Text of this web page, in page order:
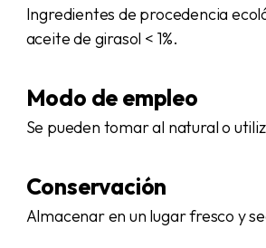
Ingredientes de procedencia
aceite de girasol < 1%.
Modo de empleo
Se pueden tomar al natural o
Conservación
Almacenar en un lugar fresco y